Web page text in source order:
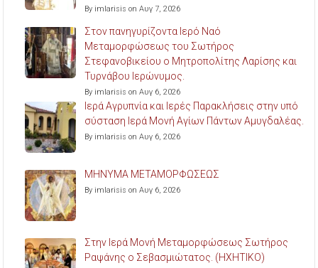
By imlarisis on Αυγ 7, 2026
Στον πανηγυρίζοντα Ιερό Ναό
Μεταμορφώσεως του Σωτήρος
Στεφανοβικείου ο Μητροπολίτης Λαρίσης και
Τυρνάβου Ιερώνυμος.
By imlarisis on Αυγ 6, 2026
Ιερά Αγρυπνία και Ιερές Παρακλήσεις στην υπό
σύσταση Ιερά Μονή Αγίων Πάντων Αμυγδαλέας.
By imlarisis on Αυγ 6, 2026
ΜΗΝΥΜΑ ΜΕΤΑΜΟΡΦΩΣΕΩΣ
By imlarisis on Αυγ 6, 2026
Στην Ιερά Μονή Μεταμορφώσεως Σωτήρος
Ραψάνης ο Σεβασμιώτατος. (ΗΧΗΤΙΚΟ)